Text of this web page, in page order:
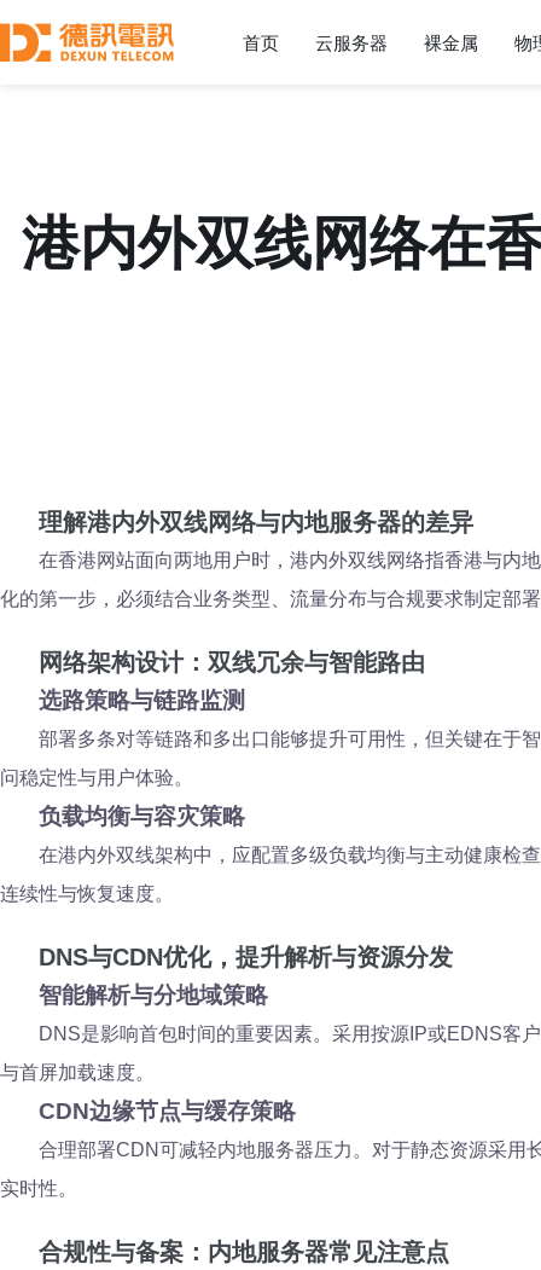
首页 云服务器 裸金属 物
港内外双线网络在
理解港内外双线网络与内地服务器的差异
在香港网站面向两地用户时，港内外双线网络指香港与内
化的第一步，必须结合业务类型、流量分布与合规要求制定部
网络架构设计：双线冗余与智能路由
选路策略与链路监测
部署多条对等链路和多出口能够提升可用性，但关键在于
问稳定性与用户体验。
负载均衡与容灾策略
在港内外双线架构中，应配置多级负载均衡与主动健康检
连续性与恢复速度。
DNS与CDN优化，提升解析与资源分发
智能解析与分地域策略
DNS是影响首包时间的重要因素。采用按源IP或EDNS客
与首屏加载速度。
CDN边缘节点与缓存策略
合理部署CDN可减轻内地服务器压力。对于静态资源采用
实时性。
合规性与备案：内地服务器常见注意点